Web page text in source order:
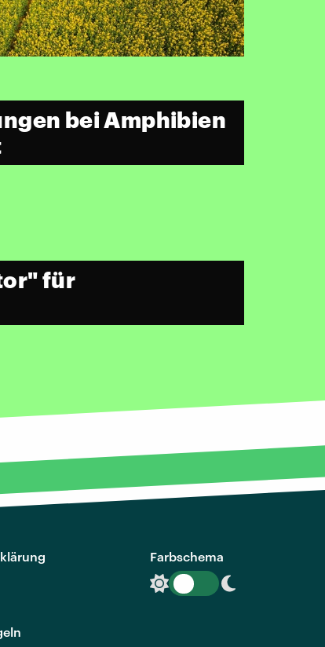
bei Amphibien
für
Farbschema